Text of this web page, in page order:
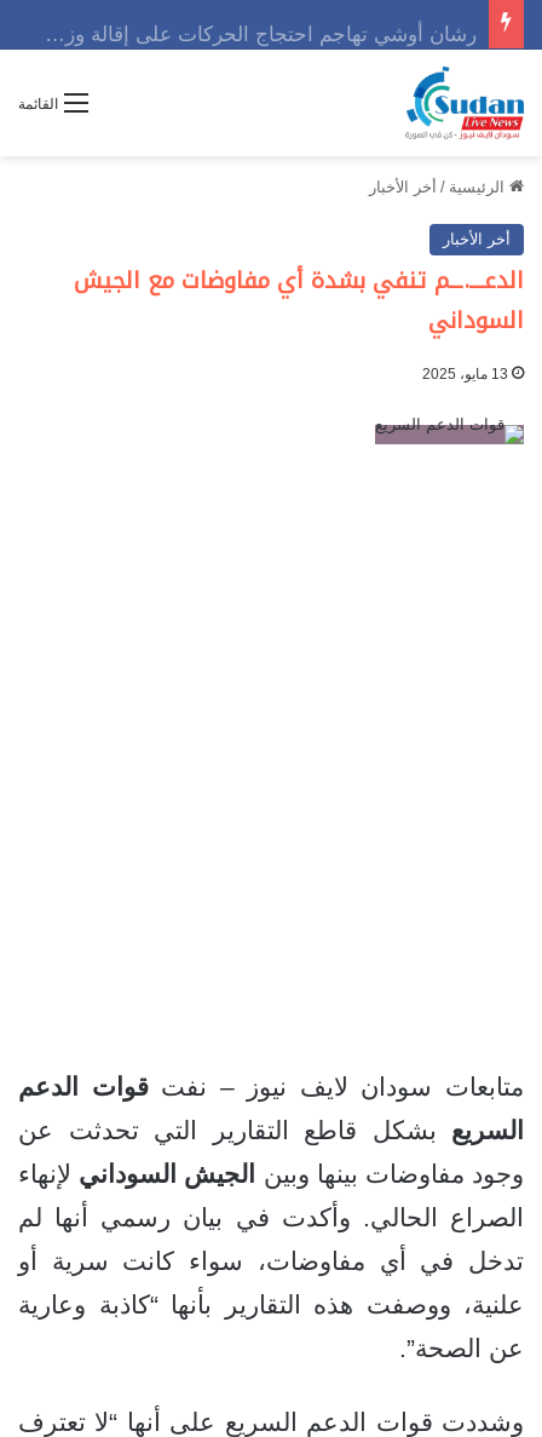
القائمة
الرئيسية / أخر الأخبار
أخر الأخبار
الدعـــ.ــم تنفي بشدة أي مفاوضات مع الجيش
السوداني
13 مايو، 2025
متابعات سودان لايف نيوز – نفتقوات الدعم
السريع بشكل قاطع التقارير التي تحدثت عن
وجود مفاوضات بينها وبين
الجيش السوداني لإنهاء
الصراع الحالي. وأكدت في بيان رسمي أنها لم
تدخل في أي مفاوضات، سواء كانت سرية أو
علنية، ووصفت هذه التقارير بأنها “كاذبة وعارية
عن الصحة”.
وشددت قوات الدعم السريع على أنها “لا تعترف